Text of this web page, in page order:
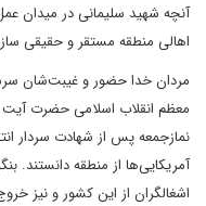
آنچه شهید سلیمانی در میدان
اهالی منطقه مستقر و حقیقی
مردان خدا حضور و غیبت‌شان
معظم انقلاب اسلامی حضرت آیت
نمازجمعه پس از شهادت سردار
آمریکایی‌ها از منطقه دانستند.
اشغالگران از این کشور و نیز